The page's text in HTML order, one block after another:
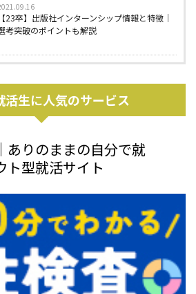
【23卒】出版社インターンシップ情報と特徴｜
考突破のポイントも解説
活生に人気のサービス
ありのままの自分で就
ト型就活サイト